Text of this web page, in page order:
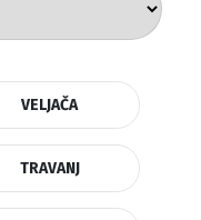
VELJAČA
TRAVANJ